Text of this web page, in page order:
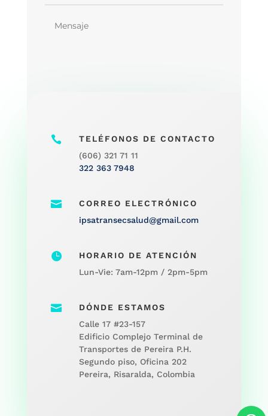

TELÉFONOS DE CONTACTO
(606) 321 71 11
322 363 7948

CORREO ELECTRÓNICO
ipsatransecsalud@gmail.com

HORARIO DE ATENCIÓN
Lun-Vie: 7am-12pm / 2pm-5pm

DÓNDE ESTAMOS
Calle 17 #23-157
Edificio Complejo Terminal de
Transportes de Pereira P.H.
Segundo piso, Oficina 202
Pereira, Risaralda, Colombia